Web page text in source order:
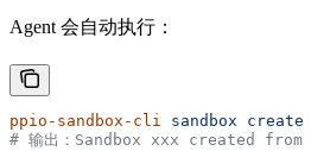
Agent 会自动执行：
ppio-sandbox-cli sandbox create
# 输出：Sandbox xxx created